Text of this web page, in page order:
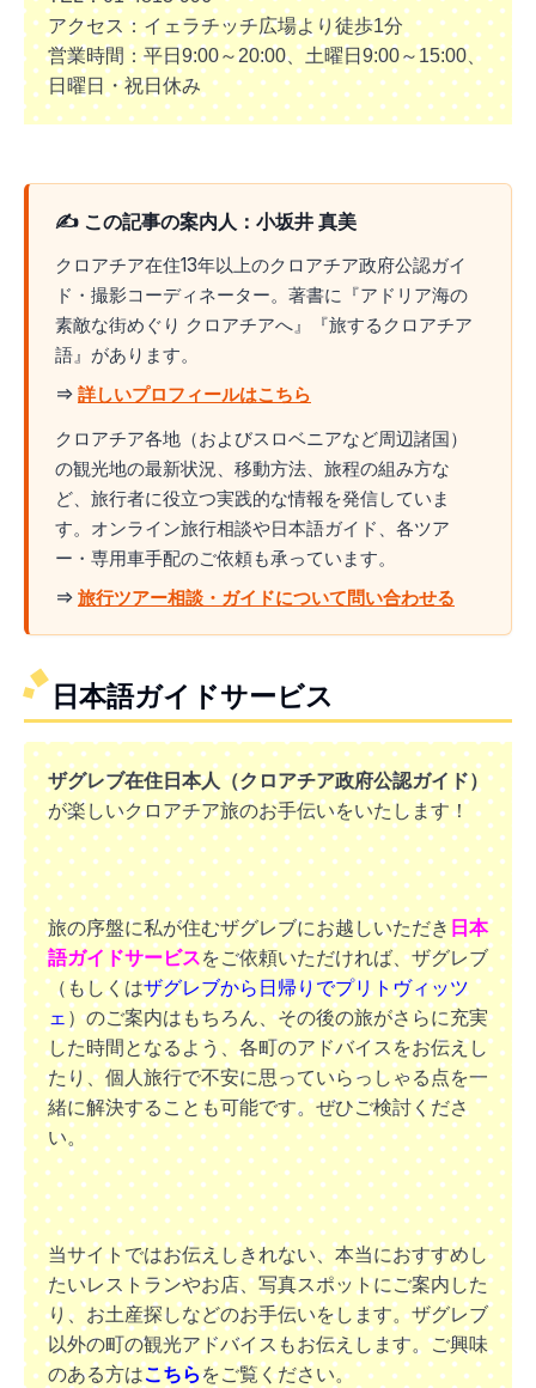
アクセス：イェラチッチ広場より徒歩1分
営業時間：平日9:00～20:00、土曜日9:00～15:00、
日曜日・祝日休み
✍️ この記事の案内人：小坂井 真美
クロアチア在住13年以上のクロアチア政府公認ガイ
ド・撮影コーディネーター。著書に『アドリア海の
素敵な街めぐり クロアチアへ』『旅するクロアチア
語』があります。
⇒ 詳しいプロフィールはこちら
クロアチア各地（およびスロベニアなど周辺諸国）
の観光地の最新状況、移動方法、旅程の組み方な
ど、旅行者に役立つ実践的な情報を発信していま
す。オンライン旅行相談や日本語ガイド、各ツア
ー・専用車手配のご依頼も承っています。
⇒ 旅行ツアー相談・ガイドについて問い合わせる
日本語ガイドサービス
ザグレブ在住日本人（クロアチア政府公認ガイド）
が楽しいクロアチア旅のお手伝いをいたします！
旅の序盤に私が住むザグレブにお越しいただき 日本
語ガイドサービスをご依頼いただければ、ザグレブ
（もしくはザグレブから日帰りでプリトヴィッツ
ェ ）のご案内はもちろん、その後の旅がさらに充実
した時間となるよう、各町のアドバイスをお伝えし
たり、個人旅行で不安に思っていらっしゃる点を一
緒に解決することも可能です。ぜひご検討くださ
い。
当サイトではお伝えしきれない、本当におすすめし
たいレストランやお店、写真スポットにご案内した
り、お土産探しなどのお手伝いをします。ザグレブ
以外の町の観光アドバイスもお伝えします。ご興味
のある方はこちらをご覧ください。